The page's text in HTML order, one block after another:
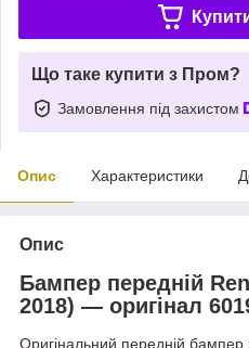
Що таке купити з Пром?
Замовлення під захистом
Опис Характеристики
Опис
Бампер передній
2018) — оригінал
Оригінальний передній